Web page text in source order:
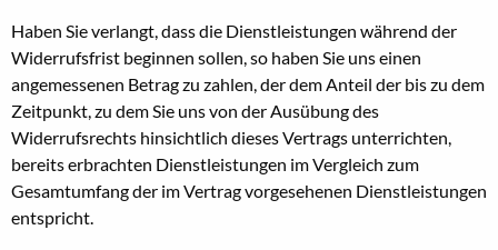
Haben Sie verlangt, dass die Dienstleistungen während der
Widerrufsfrist beginnen sollen, so haben Sie uns einen
angemessenen Betrag zu zahlen, der dem Anteil der bis zu dem
Zeitpunkt, zu dem Sie uns von der Ausübung des
Widerrufsrechts hinsichtlich dieses Vertrags unterrichten,
bereits erbrachten Dienstleistungen im Vergleich zum
Gesamtumfang der im Vertrag vorgesehenen Dienstleistungen
entspricht.